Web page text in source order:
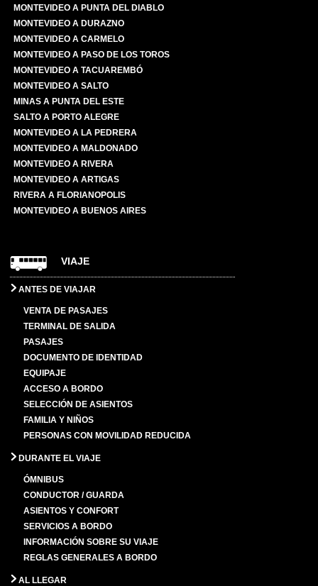
MONTEVIDEO A PUNTA DEL DIABLO
MONTEVIDEO A DURAZNO
MONTEVIDEO A CARMELO
MONTEVIDEO A PASO DE LOS TOROS
MONTEVIDEO A TACUAREMBÓ
MONTEVIDEO A SALTO
MINAS A PUNTA DEL ESTE
SALTO A PORTO ALEGRE
MONTEVIDEO A LA PEDRERA
MONTEVIDEO A MALDONADO
MONTEVIDEO A RIVERA
MONTEVIDEO A ARTIGAS
RIVERA A FLORIANOPOLIS
MONTEVIDEO A BUENOS AIRES
VIAJE
ANTES DE VIAJAR
VENTA DE PASAJES
TERMINAL DE SALIDA
PASAJES
DOCUMENTO DE IDENTIDAD
EQUIPAJE
ACCESO A BORDO
SELECCIÓN DE ASIENTOS
FAMILIA Y NIÑOS
PERSONAS CON MOVILIDAD REDUCIDA
DURANTE EL VIAJE
ÓMNIBUS
CONDUCTOR / GUARDA
ASIENTOS Y CONFORT
SERVICIOS A BORDO
INFORMACIÓN SOBRE SU VIAJE
REGLAS GENERALES A BORDO
AL LLEGAR